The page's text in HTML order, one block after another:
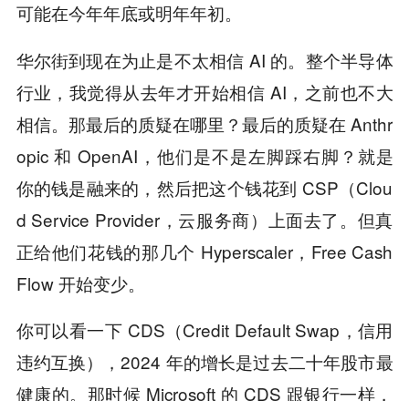
可能在今年年底或明年年初。
华尔街到现在为止是不太相信 AI 的。整个半导体
行业，我觉得从去年才开始相信 AI，之前也不大
相信。那最后的质疑在哪里？最后的质疑在 Anthr
opic 和 OpenAI，他们是不是左脚踩右脚？就是
你的钱是融来的，然后把这个钱花到 CSP（Clou
d Service Provider，云服务商）上面去了。但真
正给他们花钱的那几个 Hyperscaler，Free Cash
Flow 开始变少。
你可以看一下 CDS（Credit Default Swap，信用
违约互换），2024 年的增长是过去二十年股市最
健康的。那时候 Microsoft 的 CDS 跟银行一样，